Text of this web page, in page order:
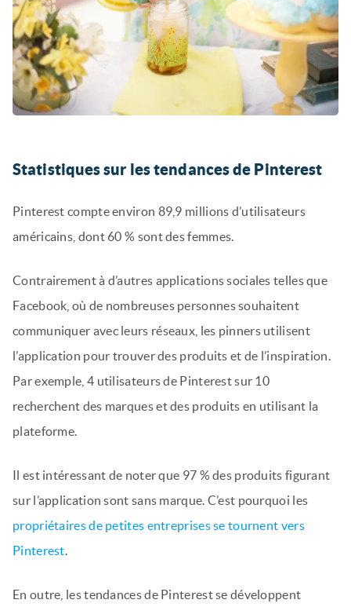
Statistiques sur les tendances de Pinterest
Pinterest compte environ 89,9 millions d’utilisateurs
américains, dont 60 % sont des femmes.
Contrairement à d’autres applications sociales telles que
Facebook, où de nombreuses personnes souhaitent
communiquer avec leurs réseaux, les pinners utilisent
l’application pour trouver des produits et de l’inspiration.
Par exemple, 4 utilisateurs de Pinterest sur 10
recherchent des marques et des produits en utilisant la
plateforme.
Il est intéressant de noter que 97 % des produits figurant
sur l’application sont sans marque. C’est pourquoi les
propriétaires de petites entreprises se tournent vers
Pinterest.
En outre, les tendances de Pinterest se développent